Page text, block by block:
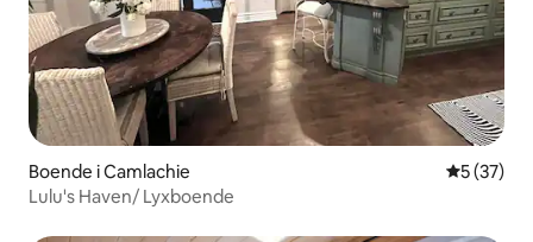
Boende i Camlachie 5 av 5 i
5 (37)
Lulu's Haven/ Lyxboende